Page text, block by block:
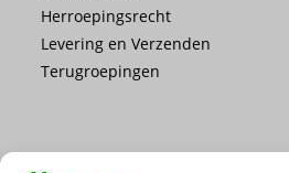
Herroepingsrecht
Levering en Verzenden
Terugroepingen